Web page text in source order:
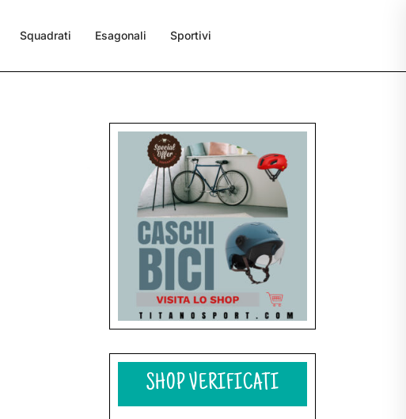
Squadrati Esagonali Sportivi
SHOP VERIFICATI